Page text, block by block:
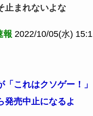
止まれないよな
報 2022/10/05(水)
これはクソゲー！」
発売中止になるよ